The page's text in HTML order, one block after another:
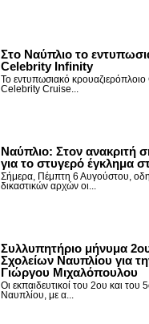
Στο Ναύπλιο το
Celebrity Infinity
Το εντυπωσιακό
Celebrity Cruise...
Nαύπλιο: Στον ανακριτή
για το στυγερό έγκλημα
Σήμερα, Πέμπτη 6 Αυγούστου,
δικαστικών αρχών οι...
Συλλυπητήριο μήνυμα
Σχολείων Ναυπλίου για
Γιώργου Μιχαλόπουλου
Οι εκπαιδευτικοί του 2ου και του
Ναυπλίου, με α...